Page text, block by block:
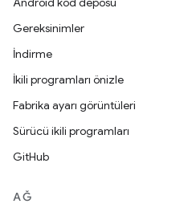
Gereksinimler
İndirme
İkili programları önizle
Fabrika ayarı görüntüleri
Sürücü ikili programları
GitHub
AĞ